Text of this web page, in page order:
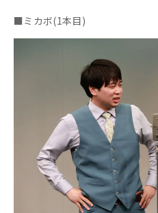
■ミカボ(1本目)